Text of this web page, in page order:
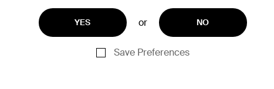
YES or NO
Save Preferences